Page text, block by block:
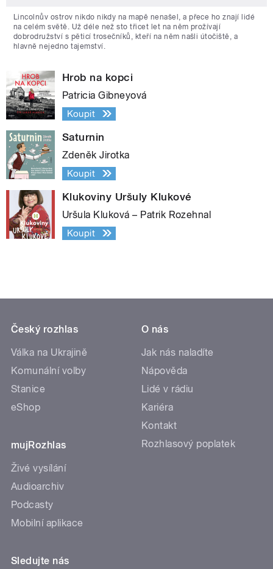
Lincolnův ostrov nikdo nikdy na mapě nenašel, a přece ho znají lidé
na celém světě. Už déle než sto třicet let na něm prožívají
dobrodružství s pěticí trosečníků, kteří na něm našli útočiště, a
hlavně nejedno tajemství.
Hrob na kopci
Patricia Gibneyová
Koupit
Saturnin
Zdeněk Jirotka
Koupit
Klukoviny Uršuly Klukové
Uršula Kluková – Patrik Rozehnal
Koupit
Český rozhlas
Válka na Ukrajině
Komunální volby
Stanice
eShop
mujRozhlas
Živé vysílání
Audioarchiv
Podcasty
Mobilní aplikace
O nás
Jak nás naladíte
Nápověda
Lidé v rádiu
Kariéra
Kontakt
Rozhlasový poplatek
Sledujte nás